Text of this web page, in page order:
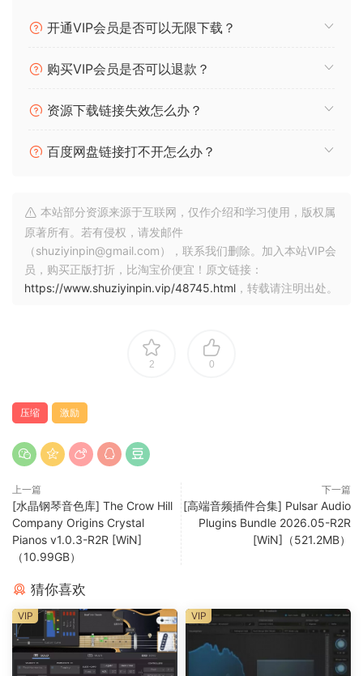
主总线
PRIMA 和 MULTIMAX 专为您的主总线而设计。它们结合了立
限制功能，为您的整体混音增添细节和清晰度。
透复杂混音的声音时，它都非常强大。
人声压缩器
全新的 VOCAL 模式是一个多级压缩电路，非常适合应用自然的
HELIX 模式将 Flexion 变成一个强大的动态激励器，采用双动
态设计，即使是混音中最沉闷的声音也能焕发活力。
鼓组增强器
PUNCH 模式可识别瞬态素材，让峰值以更小的增益衰减脱颖而
出，同时以音乐性的方式抑制延音。使用此模式可最大限度地
增强冲击力和瞬态响应。
Flexion 是双轨节拍的理想之选。它有助于在控制主体频率的同
时，保持恰到好处的冲击力和瞬态清晰度，从而为歌声与乐器
完美融合创造理想的空间。
开通VIP会员是否可以无限下载？
购买VIP会员是否可以退款？
资源下载链接失效怎么办？
百度网盘链接打不开怎么办？
本站部分资源来源于互联网，仅作介绍和学习使用，版权属
原著所有。若有侵权，请发邮件
（shuziyinpin@gmail.com），联系我们删除。加入本站VIP会
员，购买正版打折，比淘宝价便宜！原文链接：
https://www.shuziyinpin.vip/48745.html ，转载请注明出处。
2 0
压缩 激励
上一篇
[水晶钢琴音色库] The Crow Hill
Company Origins Crystal
Pianos v1.0.3-R2R [WiN]
（10.99GB）
下一篇
[高端音频插件合集] Pulsar Audio
Plugins Bundle 2026.05-R2R
[WiN]（521.2MB）
猜你喜欢
VIP VIP